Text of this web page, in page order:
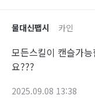
물대신팹시 카인
모든스킬이 캔슬가
요???
2025.09.08 13:38